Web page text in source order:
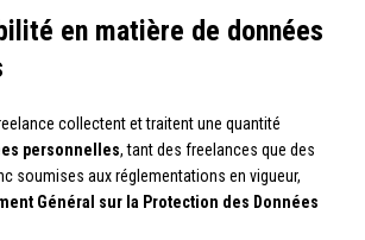
en matière de données
collectent et traitent une quantité
personnelles, tant des freelances que des
soumises aux réglementations en vigueur,
Général sur la Protection des Données